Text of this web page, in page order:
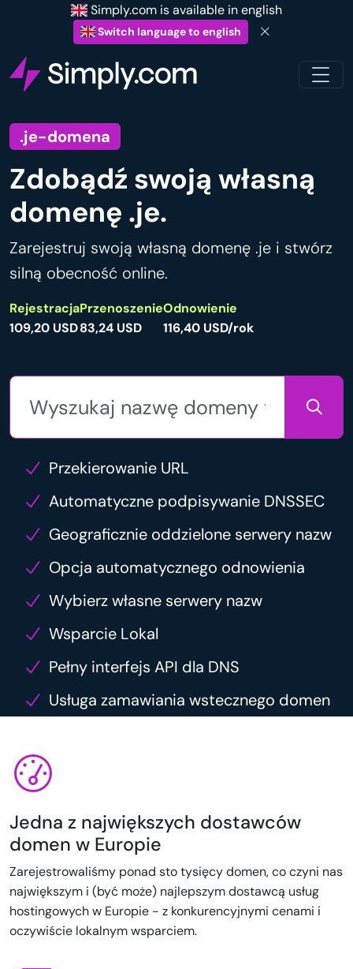
Simply.com is available in english
Switch language to english
.je-domena
Zdobądź swoją własną
domenę .je.
Zarejestruj swoją własną domenę .je i stwórz
silną obecność online.
Rejestracja
109,20 USD
Przenoszenie
83,24 USD
Odnowienie
116,40 USD/rok
Przekierowanie URL
Automatyczne podpisywanie DNSSEC
Geograficznie oddzielone serwery nazw
Opcja automatycznego odnowienia
Wybierz własne serwery nazw
Wsparcie Lokal
Pełny interfejs API dla DNS
Usługa zamawiania wstecznego domen
Jedna z największych dostawców
domen w Europie
Zarejestrowaliśmy ponad sto tysięcy domen, co czyni nas
największym i (być może) najlepszym dostawcą usług
hostingowych w Europie - z konkurencyjnymi cenami i
oczywiście lokalnym wsparciem.